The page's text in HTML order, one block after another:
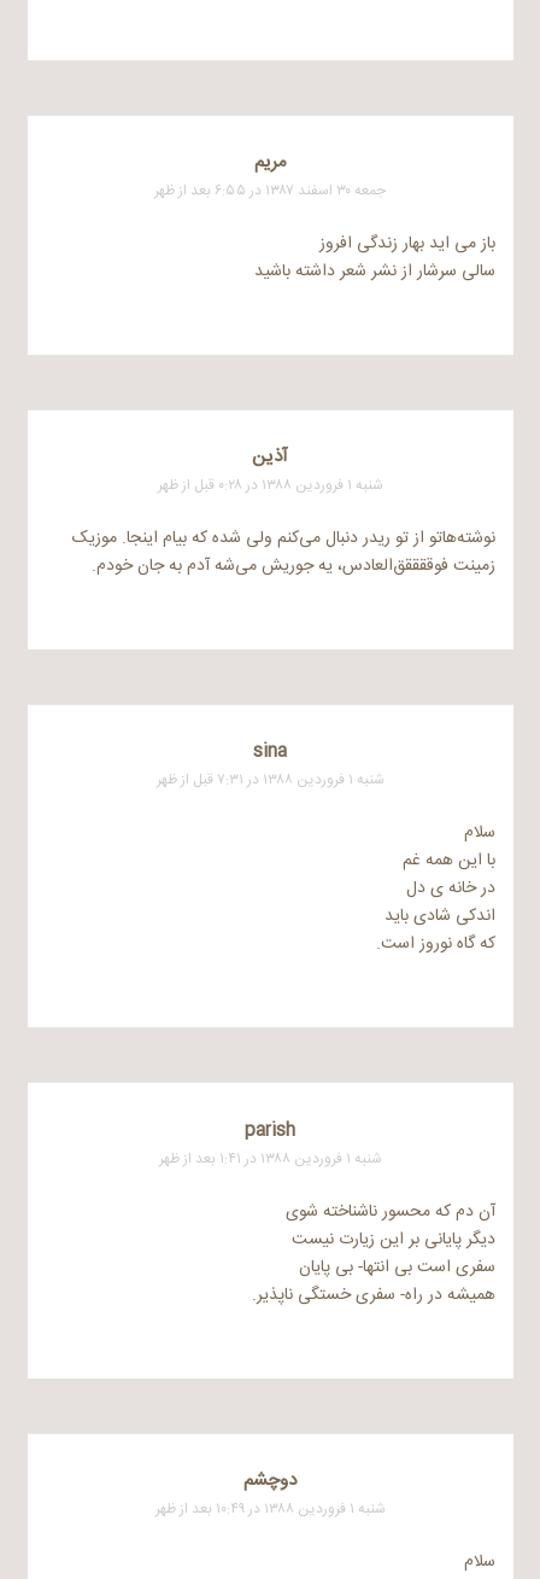
مریم
جمعه ۳۰ اسفند ۱۳۸۷ در ۶:۵۵ بعد از ظهر
باز می اید بهار زندگی افروز
سالی سرشار از نشر شعر داشته باشید
آذین
شنبه ۱ فروردین ۱۳۸۸ در ۰:۲۸ قبل از ظهر
نوشته‌هاتو از تو ریدر دنبال می‌کنم ولی شده که بیام اینجا. موزیک
زمینت فوققققق‌العادس، یه‌ جوریش می‌شه آدم به جان خودم.
sina
شنبه ۱ فروردین ۱۳۸۸ در ۷:۳۱ قبل از ظهر
سلام
با این همه غم
در خانه ی دل
اندکی شادی باید
که گاه نوروز است.
parish
شنبه ۱ فروردین ۱۳۸۸ در ۱:۴۱ بعد از ظهر
آن دم که محسور ناشناخته شوی
دیگر پایانی بر این زیارت نیست
سفری است بی انتها- بی پایان
همیشه در راه- سفری خستگی ناپذیر.
دوچشم
شنبه ۱ فروردین ۱۳۸۸ در ۱۰:۴۹ بعد از ظهر
سلام